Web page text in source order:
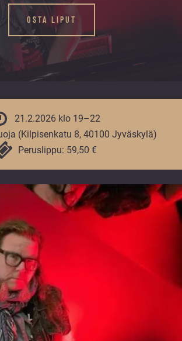
OSTA LIPUT
21.2.2026 klo 19–22
(Kilpisenkatu 8, 40100 Jyväskylä)
Peruslippu: 59,50 €